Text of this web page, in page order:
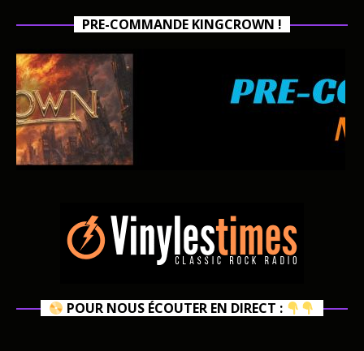
PRE-COMMANDE KINGCROWN !
POUR NOUS ÉCOUTER EN DIRECT :